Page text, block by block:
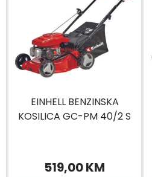
EINHELL BENZINSKA
KOSILICA GC-PM 40/2 S
519,00 KM